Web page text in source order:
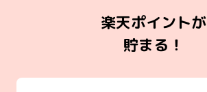
楽天ポイントが
貯まる！